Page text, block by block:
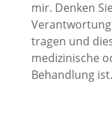
mir. Denken
tragen und
medizinische
Behandlung ist.